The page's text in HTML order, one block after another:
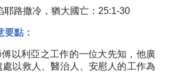
路撒冷，猶大國亡： 25:1-30
要點：
以利亞之工作的一位大先知，他廣
以救人、醫治人、安慰人的工作為